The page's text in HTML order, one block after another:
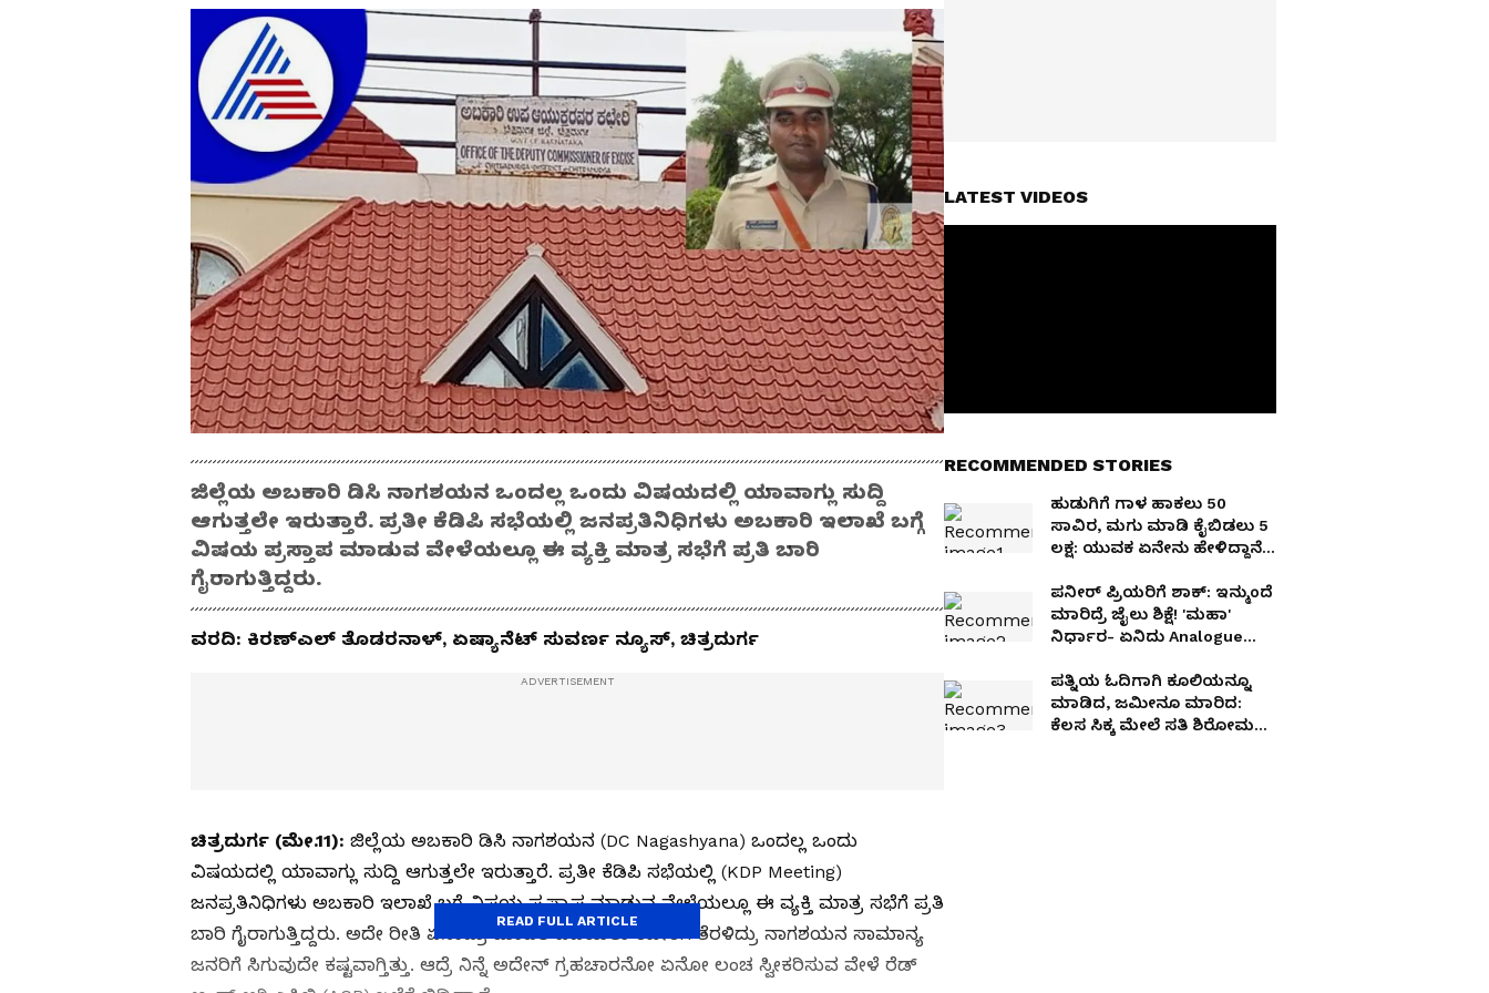
ಜಿಲ್ಲೆಯ ಅಬಕಾರಿ ಡಿಸಿ ನಾಗಶಯನ ಒಂದಲ್ಲ ಒಂದು ವಿಷಯದಲ್ಲಿ ಯಾವಾಗ್ಲು ಸುದ್ದಿ
ಆಗುತ್ತಲೇ‌ ಇರುತ್ತಾರೆ. ಪ್ರತೀ ಕೆಡಿಪಿ ಸಭೆಯಲ್ಲಿ ಜನಪ್ರತಿನಿಧಿಗಳು ಅಬಕಾರಿ ಇಲಾಖೆ ಬಗ್ಗೆ
ವಿಷಯ ಪ್ರಸ್ತಾಪ ಮಾಡುವ ವೇಳೆಯಲ್ಲೂ ಈ ವ್ಯಕ್ತಿ ಮಾತ್ರ ಸಭೆಗೆ ಪ್ರತಿ ಬಾರಿ
ಗೈರಾಗುತ್ತಿದ್ದರು.
ವರದಿ: ಕಿರಣ್ಎಲ್ ತೊಡರನಾಳ್, ಏಷ್ಯಾನೆಟ್ ಸುವರ್ಣ ನ್ಯೂಸ್, ಚಿತ್ರದುರ್ಗ
ಚಿತ್ರದುರ್ಗ (ಮೇ.11): ಜಿಲ್ಲೆಯ ಅಬಕಾರಿ ಡಿಸಿ ನಾಗಶಯನ (DC Nagashyana) ಒಂದಲ್ಲ ಒಂದು
ವಿಷಯದಲ್ಲಿ ಯಾವಾಗ್ಲು ಸುದ್ದಿ ಆಗುತ್ತಲೇ‌ ಇರುತ್ತಾರೆ. ಪ್ರತೀ ಕೆಡಿಪಿ ಸಭೆಯಲ್ಲಿ (KDP Meeting)
ಜನಪ್ರತಿನಿಧಿಗಳು ಅಬಕಾರಿ ಇಲಾಖೆ ಬಗ್ಗೆ ವಿಷಯ ಪ್ರಸ್ತಾಪ ಮಾಡುವ ವೇಳೆಯಲ್ಲೂ ಈ ವ್ಯಕ್ತಿ ಮಾತ್ರ ಸಭೆಗೆ ಪ್ರತಿ
ಬಾರಿ ಗೈರಾಗುತ್ತಿದ್ದರು. ಅದೇ ರೀತಿ ಏನಾದ್ರು ಮಾಹಿತಿ ಪಡೆಯಲು ಕಚೇರಿಗೆ ತೆರಳಿದ್ರು ನಾಗಶಯನ ಸಾಮಾನ್ಯ
ಜನರಿಗೆ ಸಿಗುವುದೇ ಕಷ್ಟವಾಗ್ತಿತ್ತು. ಆದ್ರೆ ನಿನ್ನೆ ಅದೇನ್ ಗ್ರಹಚಾರನೋ ಏನೋ ಲಂಚ ಸ್ವೀಕರಿಸುವ ವೇಳೆ ರೆಡ್
READ FULL ARTICLE
LATEST VIDEOS
RECOMMENDED STORIES
ಹುಡುಗಿಗೆ ಗಾಳ ಹಾಕಲು 50
ಸಾವಿರ, ಮಗು ಮಾಡಿ ಕೈಬಿಡಲು 5
ಲಕ್ಷ: ಯುವಕ ಏನೇನು ಹೇಳಿದ್ದಾನೆ
ಪನೀರ್ ಪ್ರಿಯರಿಗೆ ಶಾಕ್​: ಇನ್ಮುಂದೆ
ಮಾರಿದ್ರೆ ಜೈಲು ಶಿಕ್ಷೆ! 'ಮಹಾ'
ನಿರ್ಧಾರ- ಏನಿದು Analogue
ಪತ್ನಿಯ ಓದಿಗಾಗಿ ಕೂಲಿಯನ್ನೂ
ಮಾಡಿದ, ಜಮೀನೂ ಮಾರಿದ:
ಕೆಲಸ ಸಿಕ್ಕ ಮೇಲೆ ಸತಿ ಶಿರೋಮಣಿ